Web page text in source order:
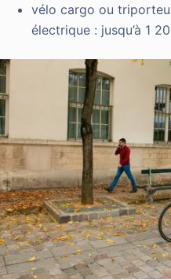
vélo cargo ou
électrique : jusqu’à 1